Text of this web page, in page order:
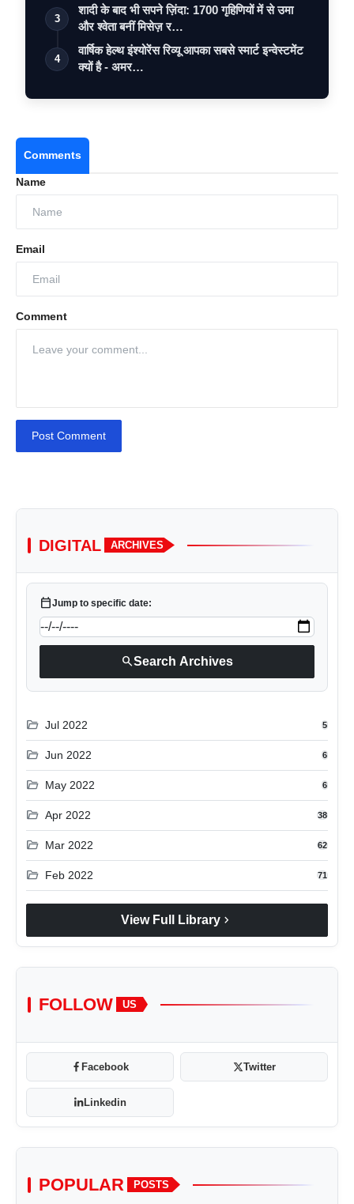
3
शादी के बाद भी सपने ज़िंदा: 1700 गृहिणियों में से उमा
और श्वेता बनीं मिसेज़ र…
4
वार्षिक हेल्थ इंश्योरेंस रिव्यू आपका सबसे स्मार्ट इन्वेस्टमेंट
क्यों है - अमर…
Comments
Name
Email
Comment
Post Comment
DIGITAL ARCHIVES
calendar_todayJump to specific date:
searchSearch Archives
folder_open Jul 2022 5
folder_open Jun 2022 6
folder_open May 2022 6
folder_open Apr 2022 38
folder_open Mar 2022 62
folder_open Feb 2022 71
View Full Library chevron_right
FOLLOW US
Facebook Twitter
Linkedin
POPULAR POSTS